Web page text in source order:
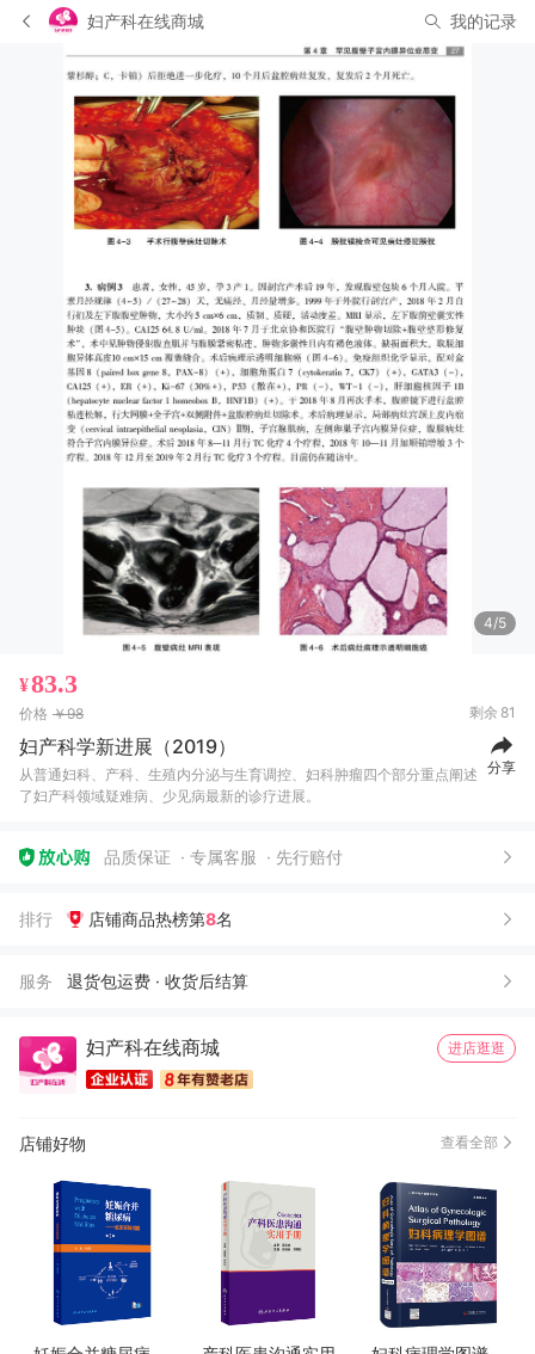
妇产科在线商城 我的记录
4/5
¥83.3
价格 ￥98 剩余 81
妇产科学新进展（2019）
从普通妇科、产科、生殖内分泌与生育调控、妇科肿瘤四个部分重点阐述
了妇产科领域疑难病、少见病最新的诊疗进展。
分享
品质保证 专属客服 先行赔付
排行 店铺商品热榜第8名
服务 退货包运费 · 收货后结算
妇产科在线商城 进店逛逛
店铺好物 查看全部